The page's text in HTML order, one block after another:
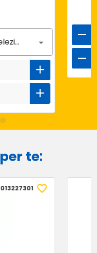
Nessun gusto selezionato
te: